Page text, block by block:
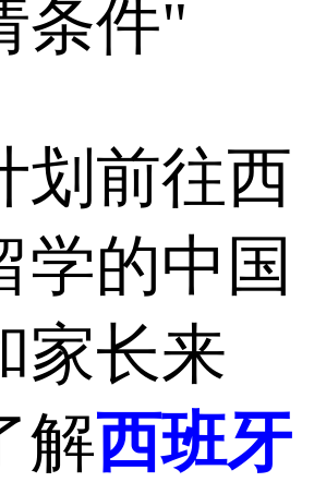
条件"
划前往西
学的中国
家长来
解西班牙